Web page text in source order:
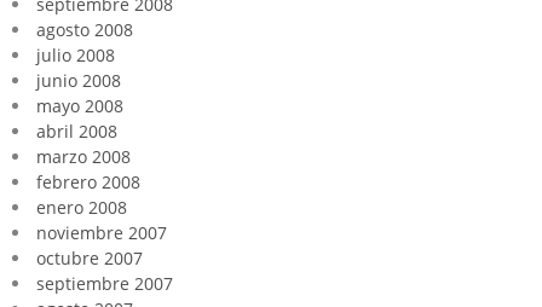
agosto 2008
julio 2008
junio 2008
mayo 2008
abril 2008
marzo 2008
febrero 2008
enero 2008
noviembre 2007
octubre 2007
septiembre 2007